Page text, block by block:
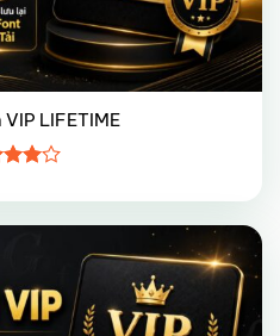
LIFETIME